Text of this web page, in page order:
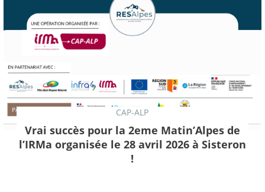
CAP-ALP
Vrai succès pour la 2eme Matin’Alpes de
l’IRMa organisée le 28 avril 2026 à Sisteron
!